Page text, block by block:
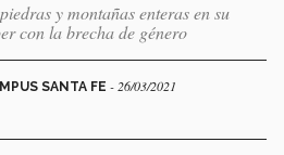
y montañas enteras en su
con la brecha de género
SANTA FE - 26/03/2021